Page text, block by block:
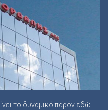
το δυναμικό παρόν εδώ